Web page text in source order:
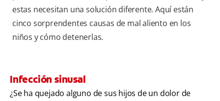
estas necesitan una solución diferente. Aquí están
cinco sorprendentes causas de mal aliento en los
niños y cómo detenerlas.
Infección sinusal
¿Se ha quejado alguno de sus hijos de un dolor de